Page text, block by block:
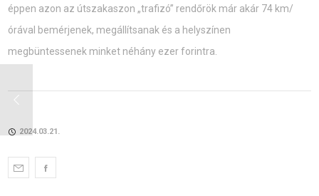
éppen azon az útszakaszon „trafizó” rendőrök már akár 74 km/
órával bemérjenek, megállítsanak és a helyszínen
megbüntessenek minket néhány ezer forintra.
2024.03.21.